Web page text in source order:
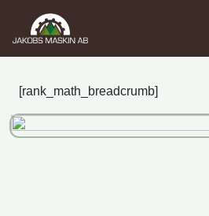
[rank_math_breadcrumb]